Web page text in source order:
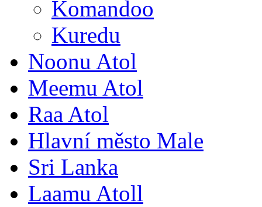
Komandoo
Kuredu
Noonu Atol
Meemu Atol
Raa Atol
Hlavní město Male
Sri Lanka
Laamu Atoll